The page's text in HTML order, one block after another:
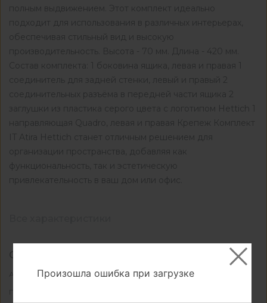
полным выдвижением. Этот комплект идеально
подходит для использования в различных интерьерах,
обеспечивая стильный вид и высокую
производительность. Высота - 70 мм. Длина - 420 мм.
Состав комплекта: 1 боковина ящика, левая и правая 1
соединитель для задней стенки, левый и правый 2
соединительных разъёма в передней части ящика 2
заглушки из пластика серого цвета с логотипом Hettich 1
направляющая Quadro, левая и правая Крепеж Комплект
IT Atira Hettich станет отличным решением для
организации пространства, добавляя как
функциональность, так и эстетическую
привлекательность в ваш дом или офис.
Основные
Артикул ЦБ064091
Произошла ошибка при загрузке